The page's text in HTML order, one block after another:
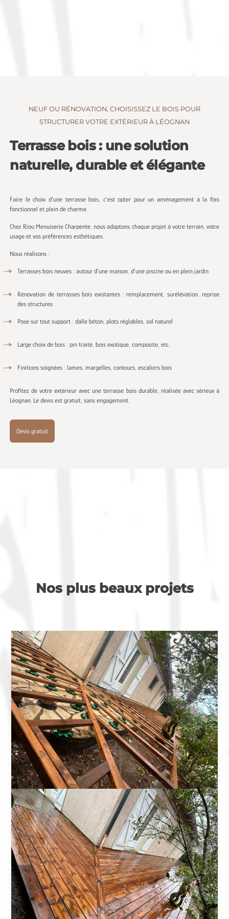
NEUF OU RÉNOVATION, CHOISISSEZ LE BOIS POUR
STRUCTURER VOTRE EXTÉRIEUR À LÉOGNAN
Terrasse bois : une solution
naturelle, durable et élégante
Faire le choix d’une terrasse bois, c’est opter pour un aménagement à la fois
fonctionnel et plein de charme.
Chez Riou Menuiserie Charpente, nous adaptons chaque projet à votre terrain, votre
usage et vos préférences esthétiques.
Nous réalisons :
Terrasses bois neuves : autour d’une maison, d’une piscine ou en plein jardin
Rénovation de terrasses bois existantes : remplacement, surélévation, reprise
des structures
Pose sur tout support : dalle béton, plots réglables, sol naturel
Large choix de bois : pin traité, bois exotique, composite, etc.
Finitions soignées : lames, margelles, contours, escaliers bois
Profitez de votre extérieur avec une terrasse bois durable, réalisée avec sérieux à
Léognan. Le devis est gratuit, sans engagement.
Devis gratuit
Nos plus beaux projets